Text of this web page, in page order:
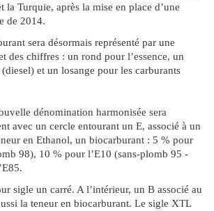
la Turquie, après la mise en place d’une
de 2014.
sera désormais représenté par une
des chiffres : un rond pour l’essence, un
et un losange pour les carburants
dénomination harmonisée sera
avec un cercle entourant un E, associé à un
en Ethanol, un biocarburant : 5 % pour
98), 10 % pour l’E10 (sans-plomb 95 -
sigle un carré. A l’intérieur, un B associé au
la teneur en biocarburant. Le sigle XTL